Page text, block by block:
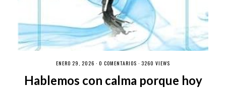
ENERO 29, 2026 · 0 COMENTARIOS · 3260 VIEWS
Hablemos con calma porque hoy